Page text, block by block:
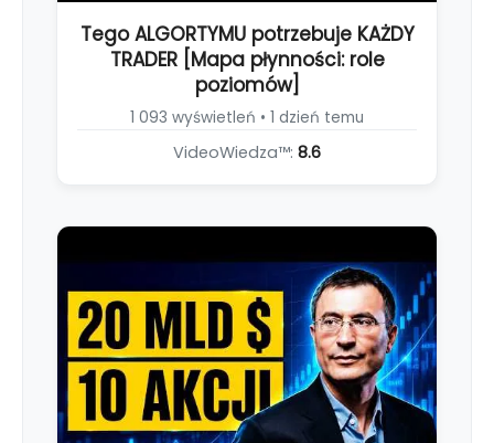
Tego ALGORTYMU potrzebuje KAŻDY
TRADER [Mapa płynności: role
poziomów]
1 093 wyświetleń • 1 dzień temu
VideoWiedza™: 8.6